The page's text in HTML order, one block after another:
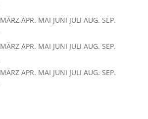
MÄRZ APR. MAI JUNI JULI AUG. SEP.
MÄRZ APR. MAI JUNI JULI AUG. SEP.
MÄRZ APR. MAI JUNI JULI AUG. SEP.